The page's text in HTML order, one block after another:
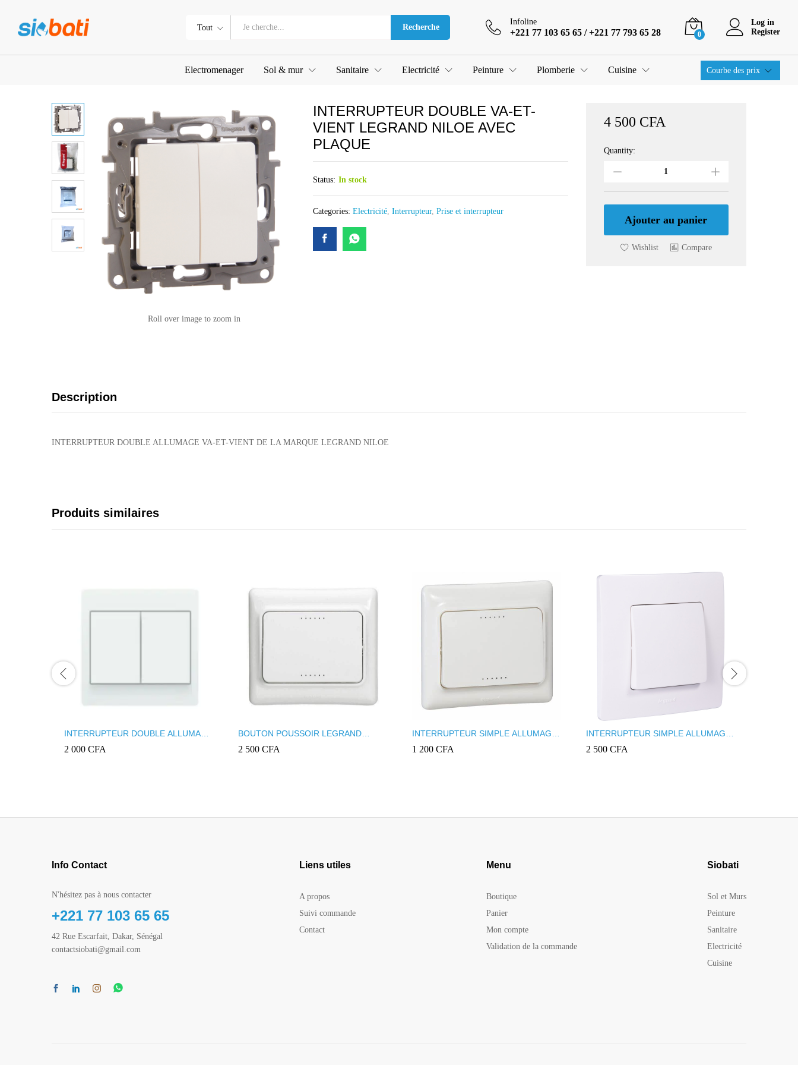
Tout Recherche
Infoline
+221 77 103 65 65 / +221 77 793 65 28 0
Log in
Register
Electromenager Sol & mur Sanitaire Electricité Peinture Plomberie Cuisine Courbe des prix
Roll over image to zoom in
INTERRUPTEUR DOUBLE VA-ET-
VIENT LEGRAND NILOE AVEC
PLAQUE
Status: In stock
Categories: Electricité, Interrupteur, Prise et interrupteur
4 500 CFA
INTERRUPTEUR
ET-
VIENT
LEGRAND
AVEC
Quantity:
Ajouter au panier
Wishlist Compare
Description
INTERRUPTEUR DOUBLE ALLUMAGE VA-ET-VIENT DE LA MARQUE LEGRAND NILOE
Produits similaires
INTERRUPTEUR DOUBLE ALLUMAGE
VA-ET-VIENT INGELEC MUSIK
2 000 CFA
BOUTON POUSSOIR LEGRAND
KAPTIKA
2 500 CFA
INTERRUPTEUR SIMPLE ALLUMAGE
LEGRAND KAPTIKA
1 200 CFA
INTERRUPTEUR SIMPLE ALLUMAGE
LEGRAND NILOE AVEC PLAQUE
2 500 CFA
Info Contact
N'hésitez pas à nous contacter
+221 77 103 65 65
42 Rue Escarfait, Dakar, Sénégal
contactsiobati@gmail.com
Liens utiles
A propos
Suivi commande
Contact
Menu
Boutique
Panier
Mon compte
Validation de la commande
Siobati
Sol et Murs
Peinture
Sanitaire
Electricité
Cuisine